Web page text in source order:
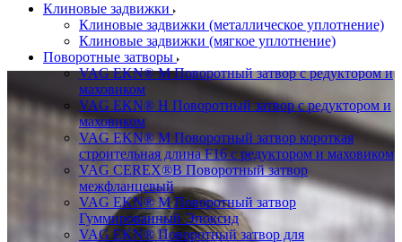
Клиновые задвижки
Клиновые задвижки (металлическое уплотнение)
Клиновые задвижки (мягкое уплотнение)
Поворотные затворы
VAG EKN® M Поворотный затвор с редуктором и
маховиком
VAG EKN® H Поворотный затвор с редуктором и
маховиком
VAG EKN® M Поворотный затвор короткая
строительная длина F16 с редуктором и маховиком
VAG CEREX®B Поворотный затвор
межфланцевый
VAG EKN® M Поворотный затвор
Гуммированный Эпоксид
VAG EKN® Поворотный затвор для